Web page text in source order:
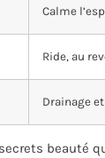
Calme
Ride, au
Drainage
beauté